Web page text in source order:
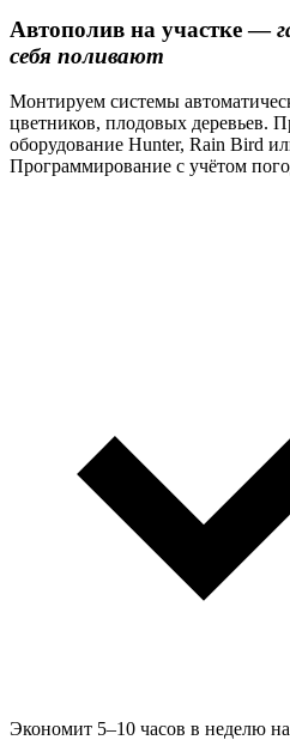
Автополив на участке —
себя поливают
Монтируем системы
цветников, плодовых деревьев.
оборудование Hunter, Rain Bird
Программирование с учётом
Экономит 5–10 часов в неделю